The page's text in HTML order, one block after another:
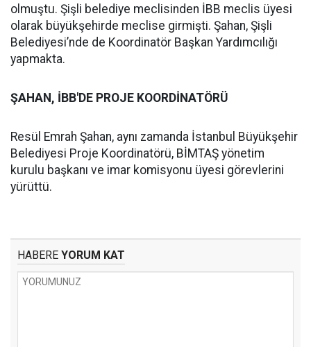
olmuştu. Şişli belediye meclisinden İBB meclis üyesi
olarak büyükşehirde meclise girmişti. Şahan, Şişli
Belediyesi’nde de Koordinatör Başkan Yardımcılığı
yapmakta.
ŞAHAN, İBB'DE PROJE KOORDİNATÖRÜ
Resül Emrah Şahan, aynı zamanda İstanbul Büyükşehir
Belediyesi Proje Koordinatörü, BİMTAŞ yönetim
kurulu başkanı ve imar komisyonu üyesi görevlerini
yürüttü.
HABERE YORUM KAT